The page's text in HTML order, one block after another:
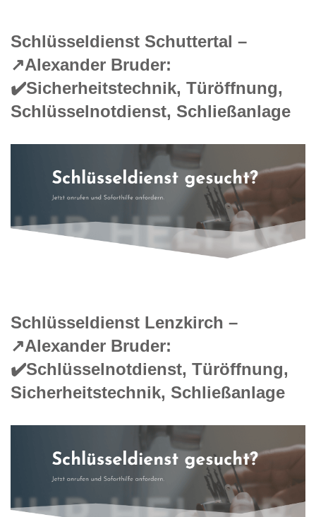
Schlüsseldienst Schuttertal –
↗️Alexander Bruder:
✔️Sicherheitstechnik, Türöffnung,
Schlüsselnotdienst, Schließanlage
Schlüsseldienst Lenzkirch –
↗️Alexander Bruder:
✔️Schlüsselnotdienst, Türöffnung,
Sicherheitstechnik, Schließanlage